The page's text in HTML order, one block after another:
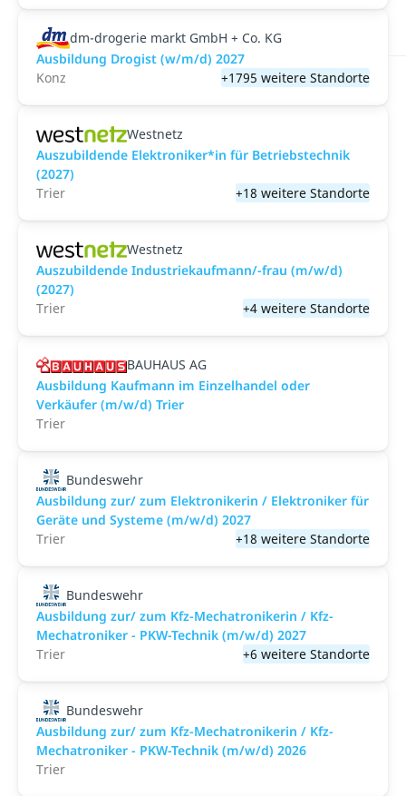
dm-drogerie markt GmbH + Co. KG
Ausbildung Drogist (w/m/d) 2027
Konz
+1795 weitere Standorte
Westnetz
Auszubildende Elektroniker*in für Betriebstechnik
(2027)
Trier
+18 weitere Standorte
Westnetz
Auszubildende Industriekaufmann/-frau (m/w/d)
(2027)
Trier
+4 weitere Standorte
BAUHAUS AG
Ausbildung Kaufmann im Einzelhandel oder
Verkäufer (m/w/d) Trier
Trier
Bundeswehr
Ausbildung zur/ zum Elektronikerin / Elektroniker für
Geräte und Systeme (m/w/d) 2027
Trier
+18 weitere Standorte
Bundeswehr
Ausbildung zur/ zum Kfz-Mechatronikerin / Kfz-
Mechatroniker - PKW-Technik (m/w/d) 2027
Trier
+6 weitere Standorte
Bundeswehr
Ausbildung zur/ zum Kfz-Mechatronikerin / Kfz-
Mechatroniker - PKW-Technik (m/w/d) 2026
Trier